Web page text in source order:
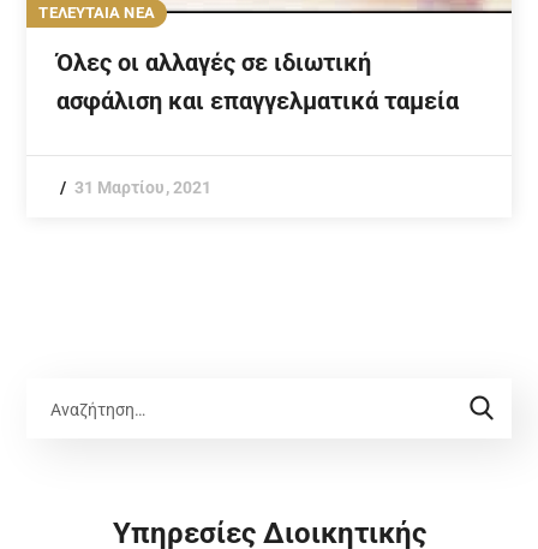
ΤΕΛΕΥΤΑΙΑ ΝΕΑ
Όλες οι αλλαγές σε ιδιωτική
ασφάλιση και επαγγελματικά ταμεία
31 Μαρτίου, 2021
Υπηρεσίες Διοικητικής